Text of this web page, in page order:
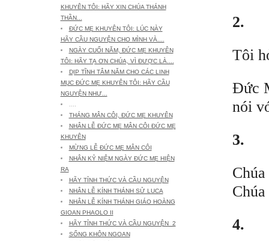
KHUYÊN TÔI: HÃY XIN CHÚA THÁNH
THẦN...
ĐỨC MẸ KHUYÊN TÔI: LÚC NÀY
HÃY CẦU NGUYỆN CHO MÌNH VÀ....
NGÀY CUỐI NĂM, ĐỨC MẸ KHUYÊN
TÔI: HÃY TẠ ƠN CHÚA, VÌ ĐƯỢC LÀ....
DỊP TĨNH TÂM NĂM CHO CÁC LINH
MỤC ĐỨC MẸ KHUYÊN TÔI: HÃY CẦU
NGUYỆN NHƯ...
THÁNG MÂN CÔI, ĐỨC MẸ KHUYÊN
NHÂN LỄ ĐỨC MẸ MÂN CÔI ĐỨC MẸ
KHUYÊN
MỪNG LỄ ĐỨC MẸ MÂN CÔI
NHÂN KỶ NIỆM NGÀY ĐỨC MẸ HIỆN
RA
HÃY TỈNH THỨC VÀ CẦU NGUYỆN
NHÂN LỄ KÍNH THÁNH SỬ LUCA
NHÂN LỄ KÍNH THÁNH GIÁO HOÀNG
GIOAN PHAOLO II
HÃY TỈNH THỨC VÀ CẦU NGUYỆN_2
SỐNG KHÔN NGOAN
2.
Tôi
Đức
nói
3.
4.